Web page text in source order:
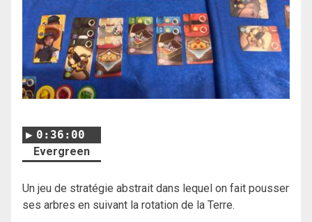
0:36:00
Evergreen
Un jeu de stratégie abstrait dans lequel on fait pousser
ses arbres en suivant la rotation de la Terre.